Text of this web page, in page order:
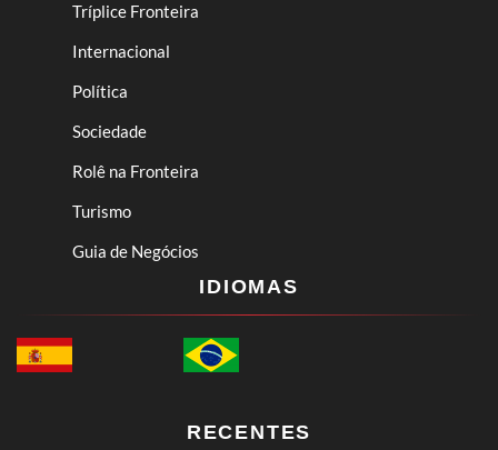
Tríplice Fronteira
Internacional
Política
Sociedade
Rolê na Fronteira
Turismo
Guia de Negócios
IDIOMAS
RECENTES